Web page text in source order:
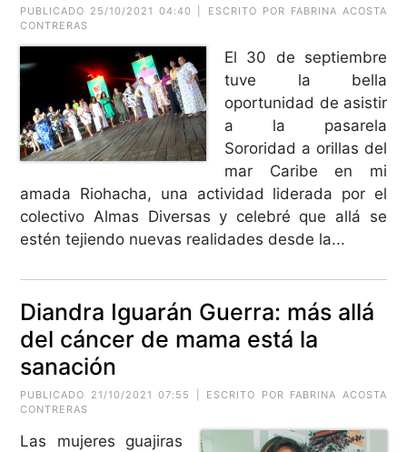
PUBLICADO 25/10/2021 04:40 | ESCRITO POR FABRINA ACOSTA
CONTRERAS
El 30 de septiembre
tuve la bella
oportunidad de asistir
a la pasarela
Sororidad a orillas del
mar Caribe en mi
amada Riohacha, una actividad liderada por el
colectivo Almas Diversas y celebré que allá se
estén tejiendo nuevas realidades desde la...
Diandra Iguarán Guerra: más allá
del cáncer de mama está la
sanación
PUBLICADO 21/10/2021 07:55 | ESCRITO POR FABRINA ACOSTA
CONTRERAS
Las mujeres guajiras